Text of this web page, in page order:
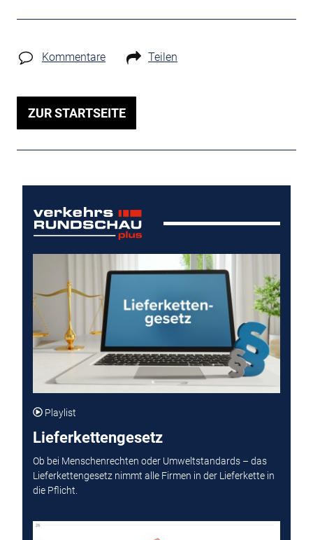
Kommentare Teilen
ZUR STARTSEITE
Playlist
Lieferkettengesetz
Ob bei Menschenrechten oder Umweltstandards – das
Lieferkettengesetz nimmt alle Firmen in der Lieferkette in
die Pflicht.